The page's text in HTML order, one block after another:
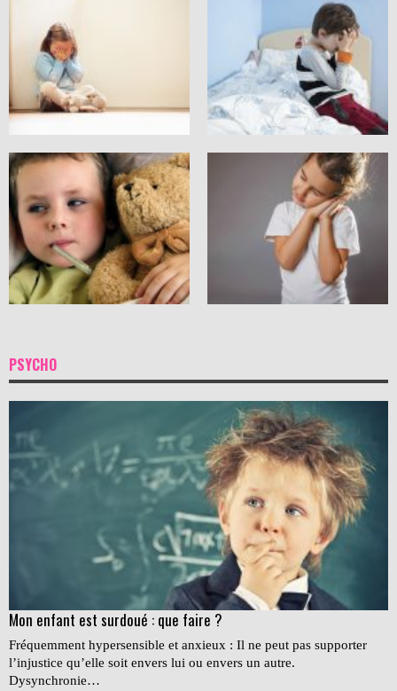
PSYCHO
Mon enfant est surdoué : que faire ?
Fréquemment hypersensible et anxieux : Il ne peut pas supporter
l’injustice qu’elle soit envers lui ou envers un autre.
Dysynchronie…